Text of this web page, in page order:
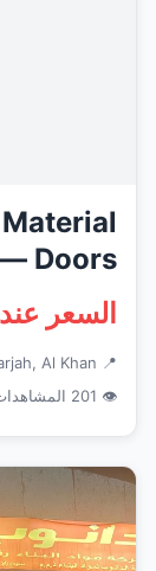
— Doors
Windows ...
السعر
📍 Sharjah, Al Khan
👁 201 المشاهدات